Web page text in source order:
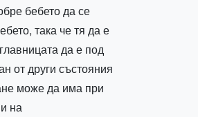
бебето да се
така че тя да е
да е под
от други състояния
може да има при
на